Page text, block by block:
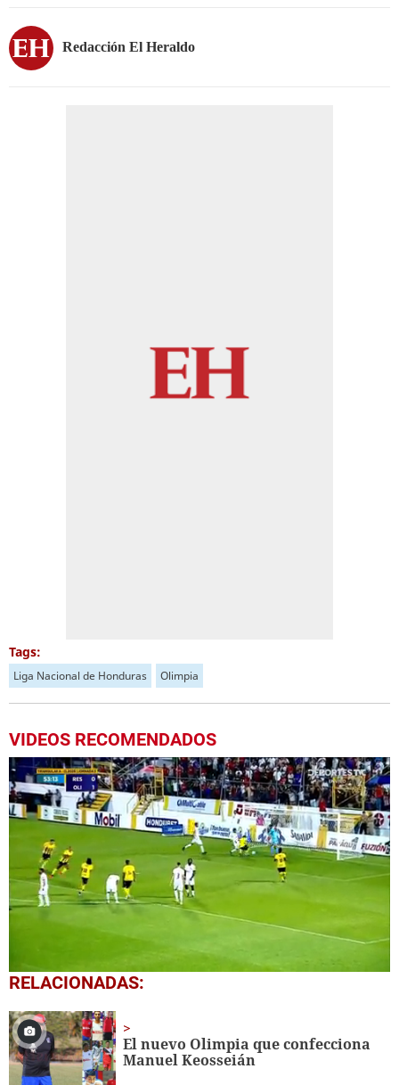
Redacción El Heraldo
Tags:
Liga Nacional de Honduras Olimpia
VIDEOS RECOMENDADOS
0
of
minutes,
9
seconds
RELACIONADAS:
El nuevo Olimpia que confecciona
Manuel Keosseián